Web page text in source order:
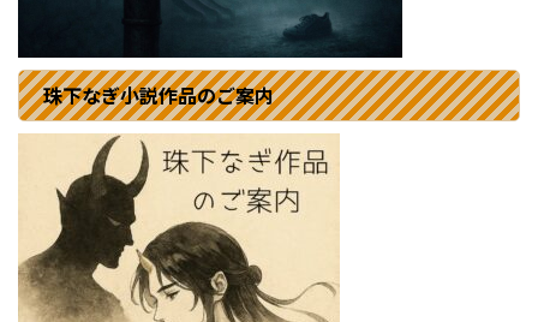
珠下なぎ小説作品のご案内